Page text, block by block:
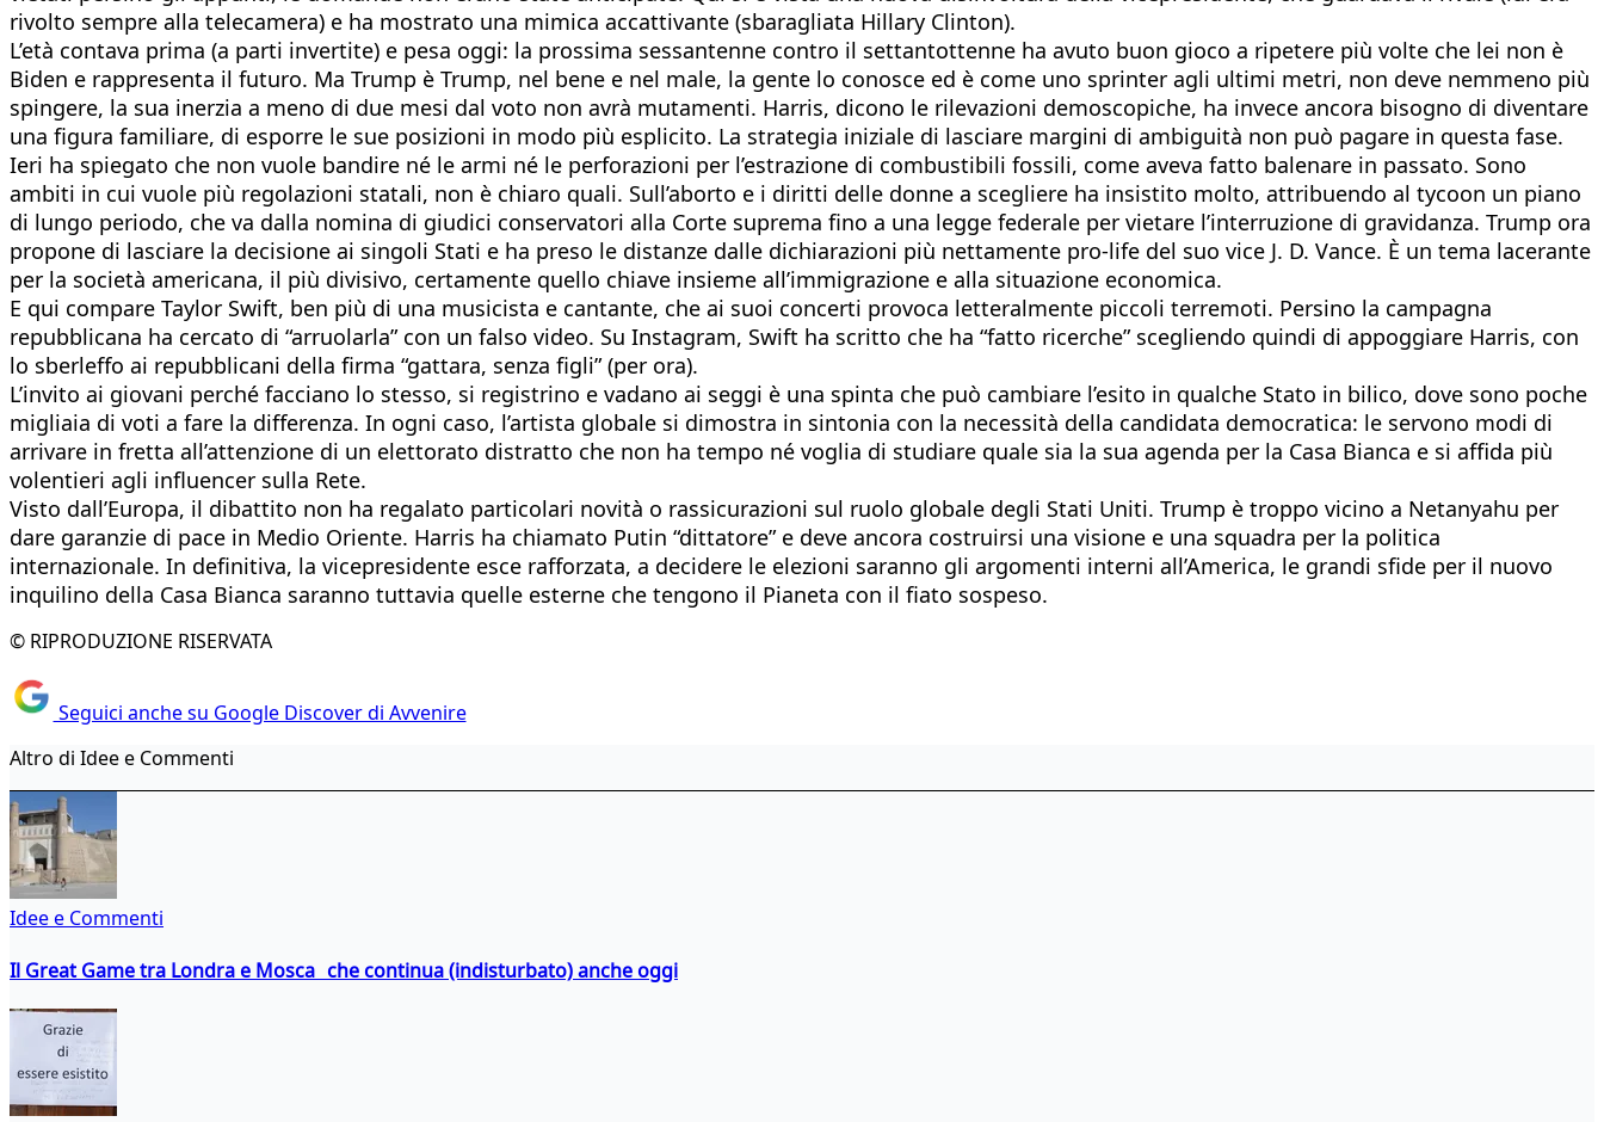
rivolto sempre alla telecamera) e ha mostrato una mimica accattivante (sbaragliata Hillary Clinton).
L’età contava prima (a parti invertite) e pesa oggi: la prossima sessantenne contro il settantottenne ha avuto buon gioco a ripetere più volte che lei non è
Biden e rappresenta il futuro. Ma Trump è Trump, nel bene e nel male, la gente lo conosce ed è come uno sprinter agli ultimi metri, non deve nemmeno più
spingere, la sua inerzia a meno di due mesi dal voto non avrà mutamenti. Harris, dicono le rilevazioni demoscopiche, ha invece ancora bisogno di diventare
una figura familiare, di esporre le sue posizioni in modo più esplicito. La strategia iniziale di lasciare margini di ambiguità non può pagare in questa fase.
Ieri ha spiegato che non vuole bandire né le armi né le perforazioni per l’estrazione di combustibili fossili, come aveva fatto balenare in passato. Sono
ambiti in cui vuole più regolazioni statali, non è chiaro quali. Sull’aborto e i diritti delle donne a scegliere ha insistito molto, attribuendo al tycoon un piano
di lungo periodo, che va dalla nomina di giudici conservatori alla Corte suprema fino a una legge federale per vietare l’interruzione di gravidanza. Trump ora
propone di lasciare la decisione ai singoli Stati e ha preso le distanze dalle dichiarazioni più nettamente pro-life del suo vice J. D. Vance. È un tema lacerante
per la società americana, il più divisivo, certamente quello chiave insieme all’immigrazione e alla situazione economica.
E qui compare Taylor Swift, ben più di una musicista e cantante, che ai suoi concerti provoca letteralmente piccoli terremoti. Persino la campagna
repubblicana ha cercato di “arruolarla” con un falso video. Su Instagram, Swift ha scritto che ha “fatto ricerche” scegliendo quindi di appoggiare Harris, con
lo sberleffo ai repubblicani della firma “gattara, senza figli” (per ora).
L’invito ai giovani perché facciano lo stesso, si registrino e vadano ai seggi è una spinta che può cambiare l’esito in qualche Stato in bilico, dove sono poche
migliaia di voti a fare la differenza. In ogni caso, l’artista globale si dimostra in sintonia con la necessità della candidata democratica: le servono modi di
arrivare in fretta all’attenzione di un elettorato distratto che non ha tempo né voglia di studiare quale sia la sua agenda per la Casa Bianca e si affida più
volentieri agli influencer sulla Rete.
Visto dall’Europa, il dibattito non ha regalato particolari novità o rassicurazioni sul ruolo globale degli Stati Uniti. Trump è troppo vicino a Netanyahu per
dare garanzie di pace in Medio Oriente. Harris ha chiamato Putin “dittatore” e deve ancora costruirsi una visione e una squadra per la politica
internazionale. In definitiva, la vicepresidente esce rafforzata, a decidere le elezioni saranno gli argomenti interni all’America, le grandi sfide per il nuovo
inquilino della Casa Bianca saranno tuttavia quelle esterne che tengono il Pianeta con il fiato sospeso.
© RIPRODUZIONE RISERVATA
Seguici anche su Google Discover di Avvenire
Altro di Idee e Commenti
Idee e Commenti
Il Great Game tra Londra e Mosca che continua (indisturbato) anche oggi